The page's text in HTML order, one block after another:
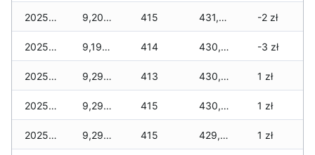
2025-11-29 9,200 zł 415 431,035 zł -2 zł
2025-11-28 9,190 zł 414 430,695 zł -3 zł
2025-11-27 9,290 zł 413 430,430 zł 1 zł
2025-11-26 9,290 zł 415 430,020 zł 1 zł
2025-11-25 9,290 zł 415 429,880 zł 1 zł